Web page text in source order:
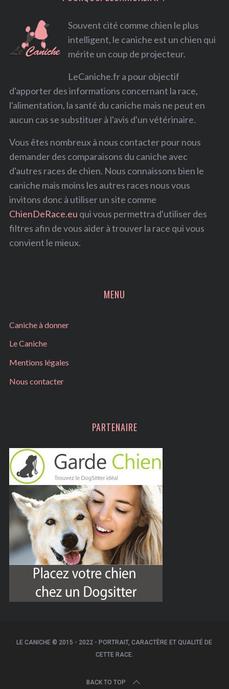
Souvent cité comme chien le plus
intelligent, le caniche est un chien qui
mérite un coup de projecteur.
LeCaniche.fr a pour objectif
d'apporter des informations concernant la race,
l'alimentation, la santé du caniche mais ne peut en
aucun cas se substituer à l'avis d'un vétérinaire.
Vous êtes nombreux à nous contacter pour nous
demander des comparaisons du caniche avec
d'autres races de chien. Nous connaissons bien le
caniche mais moins les autres races nous vous
invitons donc à utiliser un site comme
ChienDeRace.eu qui vous permettra d'utiliser des
filtres afin de vous aider à trouver la race qui vous
convient le mieux.
MENU
Caniche à donner
Le Caniche
Mentions légales
Nous contacter
PARTENAIRE
LE CANICHE © 2015 - 2022 - PORTRAIT, CARACTÈRE ET QUALITÉ DE
CETTE RACE.
BACK TO TOP